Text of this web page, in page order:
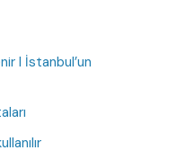
I İstanbul’un